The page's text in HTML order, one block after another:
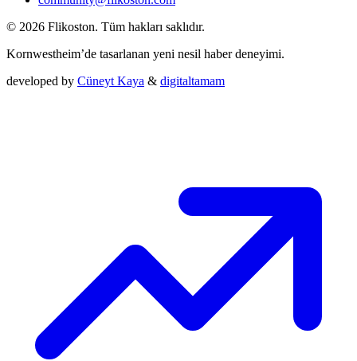
© 2026 Flikoston. Tüm hakları saklıdır.
Kornwestheim’de tasarlanan yeni nesil haber deneyimi.
developed by Cüneyt Kaya & digitaltamam